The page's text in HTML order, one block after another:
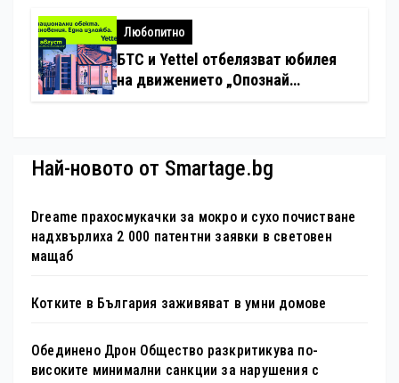
хотелиерството
Любопитно
БТС и Yettel отбелязват юбилея
на движението „Опознай
Най-новото от Smartage.bg
Dreame прахосмукачки за мокро и сухо почистване
надхвърлиха 2 000 патентни заявки в световен
мащаб
Котките в България заживяват в умни домове
Обединено Дрон Общество разкритикува по-
високите минимални санкции за нарушения с